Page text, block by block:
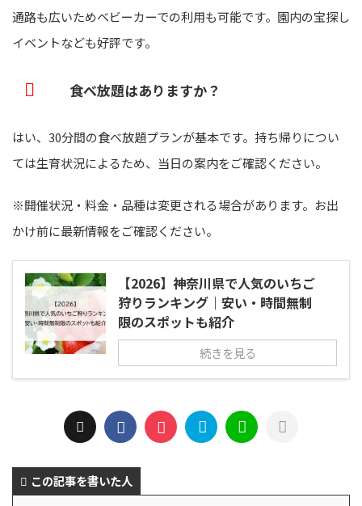
通路も広いためベビーカーでの利用も可能です。園内の宝探し
イベントなども好評です。
食べ放題はありますか？
はい、30分間の食べ放題プランが基本です。持ち帰りについ
ては生育状況によるため、当日の案内をご確認ください。
※開催状況・料金・品種は変更される場合があります。お出
かけ前に最新情報をご確認ください。
【2026】神奈川県で人気のいちご
狩りランキング｜安い・時間無制
限のスポットも紹介
続きを見る
この記事を書いた人